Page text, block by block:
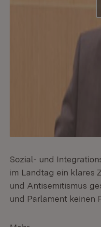
Sozial- und
im Landtag ein klares
und Antisemitismus
und Parlament keinen